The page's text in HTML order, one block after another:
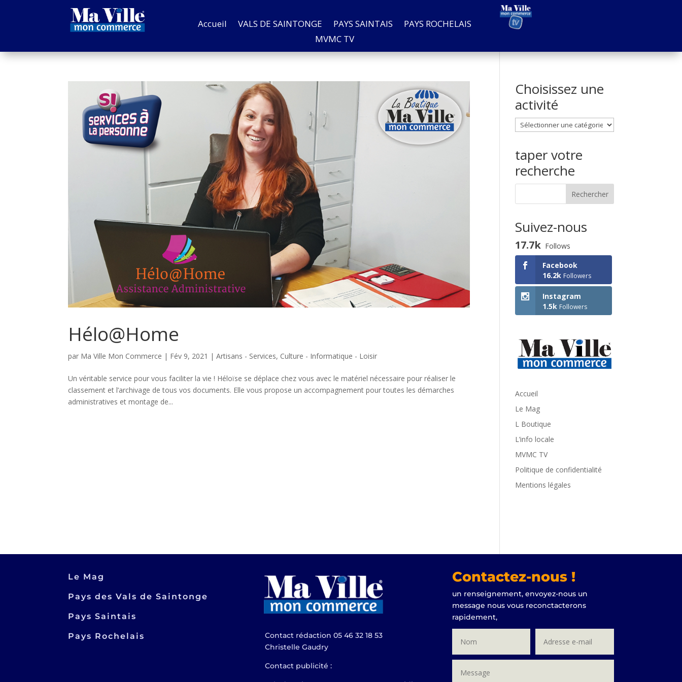
Accueil VALS DE SAINTONGE PAYS SAINTAIS
PAYS ROCHELAIS
MVMC TV
Hélo@Home
par Ma Ville Mon Commerce | Fév 9, 2021 |Artisans - Services, Culture - Informatique - Loisir
Un véritable service pour vous faciliter la vie ! Héloïse se déplace chez vous avec le matériel nécessaire pour réaliser le
classement et l’archivage de tous vos documents. Elle vous propose un accompagnement pour toutes les démarches
administratives et montage de...
Choisissez une
activité
Choisissez
une
taper votre
recherche
Suivez-nous
17.7k Follows
Facebook
16.2k Followers
Instagram
1.5k Followers
Accueil
Le Mag
L Boutique
L’info locale
MVMC TV
Politique de confidentialité
Mentions légales
Le Mag
Pays des Vals de Saintonge
Pays Saintais
Pays Rochelais
Contact rédaction 05 46 32 18 53
Christelle Gaudry
Contact publicité :
Contactez-nous !
un renseignement, envoyez-nous un
message nous vous reconctacterons
rapidement,